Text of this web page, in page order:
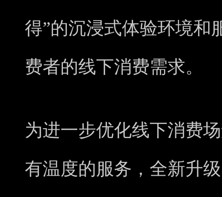
得”的沉浸式体验环境和
费者的线下消费需求。
为进一步优化线下消费
有温度的服务，全新升